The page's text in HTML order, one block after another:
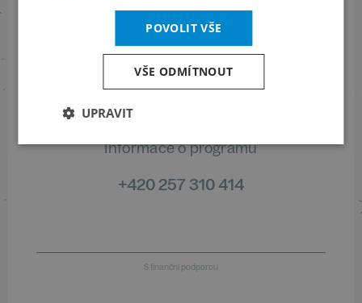
Informace o stavu objednávek
+420 461 049 232
Informace o programu
+420 257 310 414
S finanční podporou
POVOLIT VŠE
VŠE ODMÍTNOUT
UPRAVIT